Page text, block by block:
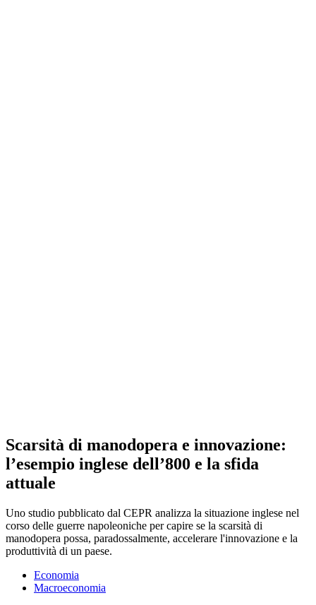
Scarsità di manodopera e innovazione:
l’esempio inglese dell’800 e la sfida
attuale
Uno studio pubblicato dal CEPR analizza la situazione inglese nel
corso delle guerre napoleoniche per capire se la scarsità di
manodopera possa, paradossalmente, accelerare l'innovazione e la
produttività di un paese.
Economia
Macroeconomia